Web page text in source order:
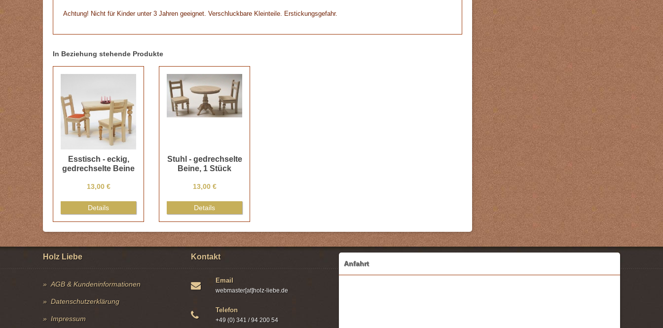
Achtung! Nicht für Kinder unter 3 Jahren geeignet. Verschluckbare Kleinteile. Erstickungsgefahr.
In Beziehung stehende Produkte
Esstisch - eckig,
gedrechselte Beine
13,00 €
Details
Stuhl - gedrechselte
Beine, 1 Stück
13,00 €
Details
Holz Liebe
AGB & Kundeninformationen
Datenschutzerklärung
Impressum
Kontakt
Email
webmaster[at]holz-liebe.de
Telefon
+49 (0) 341 / 94 200 54
Anfahrt